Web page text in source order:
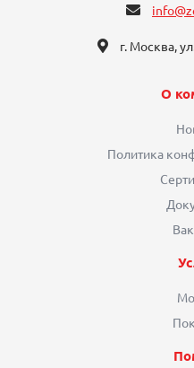
г. Москва,
О
Политика